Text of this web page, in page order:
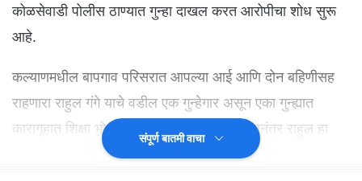
कोळसेवाडी पोलीस ठाण्यात गुन्हा दाखल करत आरोपीचा शोध सुरू
आहे.
कल्याणमधील बापगाव परिसरात आपल्या आई आणि दोन बहिणीसह
राहणारा राहुल गंगे याचे वडील एक गुन्हेगार असून एका गुन्ह्यात
कारागृहात शिक्षा भोगत आहेत. मात्र जेलमध्ये गेल्यानंतर राहुल हा
घरात कायमच आई-सह पत्नीला मारहाण करतो. रविवारी सकाळी
संपूर्ण बातमी वाचा